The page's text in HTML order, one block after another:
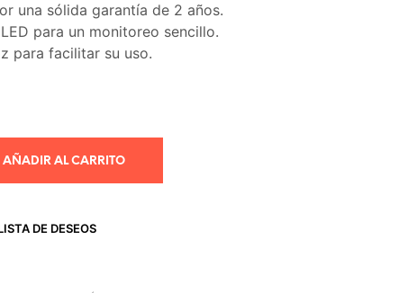
una sólida garantía de 2 años.
para un monitoreo sencillo.
para facilitar su uso.
AÑADIR AL CARRITO
DE DESEOS